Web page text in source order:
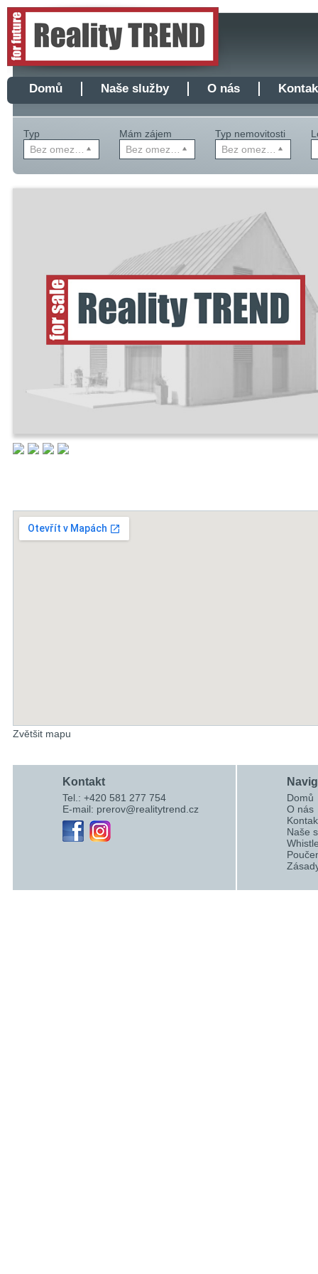
Domů Naše služby O nás
Typ
Mám zájem
Typ nemovitosti
Zvětšit mapu
Kontakt
Tel.: +420 581 277 754
E-mail: prerov@realitytrend.cz
Domů
O nás
Naše